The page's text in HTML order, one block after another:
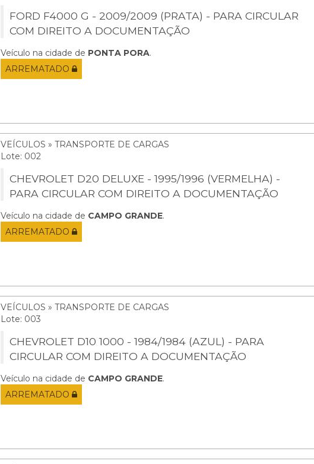
FORD F4000 G - 2009/2009 (PRATA) - PARA CIRCULAR
COM DIREITO A DOCUMENTAÇÃO
Veículo na cidade de PONTA PORA.
ARREMATADO
VEÍCULOS » TRANSPORTE DE CARGAS
Lote: 002
CHEVROLET D20 DELUXE - 1995/1996 (VERMELHA) -
PARA CIRCULAR COM DIREITO A DOCUMENTAÇÃO
Veículo na cidade de CAMPO GRANDE.
ARREMATADO
VEÍCULOS » TRANSPORTE DE CARGAS
Lote: 003
CHEVROLET D10 1000 - 1984/1984 (AZUL) - PARA
CIRCULAR COM DIREITO A DOCUMENTAÇÃO
Veículo na cidade de CAMPO GRANDE.
ARREMATADO